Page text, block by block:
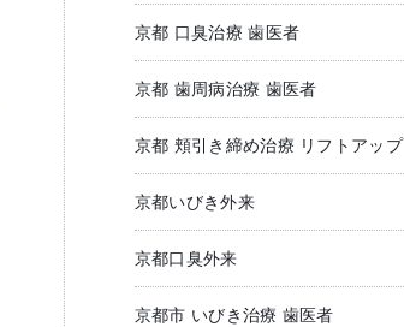
京都 口臭治療 歯医者
京都 歯周病治療 歯医者
京都 頬引き締め治療 リフトアップ
京都いびき外来
京都口臭外来
京都市 いびき治療 歯医者